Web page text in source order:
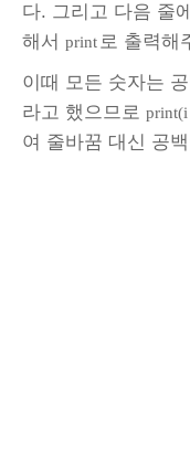
다. 그리고 다음 줄
해서 print로 출력해
이때 모든 숫자는
라고 했으므로
여 줄바꿈 대신 공